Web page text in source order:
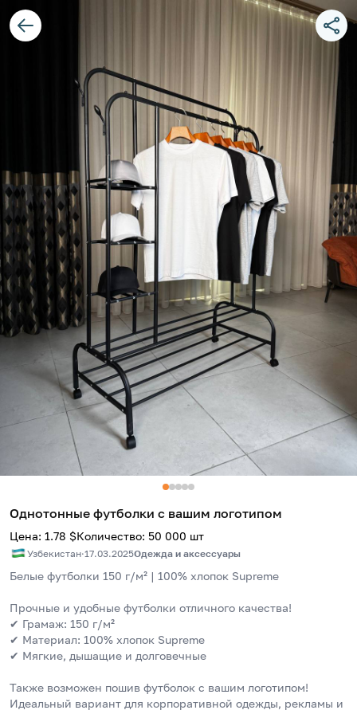
Однотонные футболки с вашим логотипом
Цена: 1.78 $Количество: 50 000 шт
Узбекистан·17.03.2025Одежда и аксессуары
Белые футболки 150 г/м² | 100% хлопок Supreme
Прочные и удобные футболки отличного качества!
✔ Грамаж: 150 г/м²
✔ Материал: 100% хлопок Supreme
✔ Мягкие, дышащие и долговечные
Также возможен пошив футболок с вашим логотипом!
Идеальный вариант для корпоративной одежды, рекламы и